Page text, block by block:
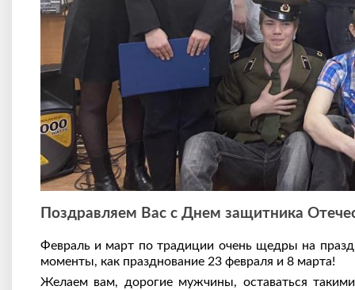
Поздравляем Вас с Днем защитника
Февраль и март по традиции очень щедры на
моменты, как празднование 23 февраля и 8 марта!
Желаем вам, дорогие мужчины, оставаться